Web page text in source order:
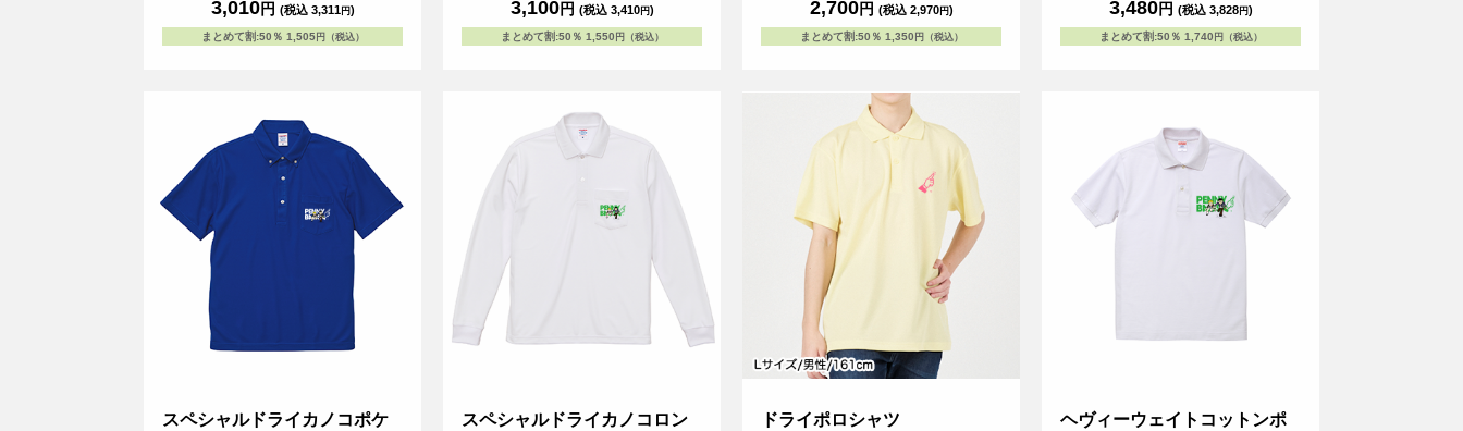
3,010円 (税込 3,311円)
まとめて割:50％ 1,505円（税込）
3,100円 (税込 3,410円)
まとめて割:50％ 1,550 円（税込）
2,700円 (税込 2,970円)
まとめて割:50％ 1,350 円（税込）
3,480円 (税込 3,828円)
まとめて割:50％ 1,740 円（税込）
スペシャルドライカノコポケ
スペシャルドライカノコロン
ドライポロシャツ
ヘヴィーウェイトコットンポ